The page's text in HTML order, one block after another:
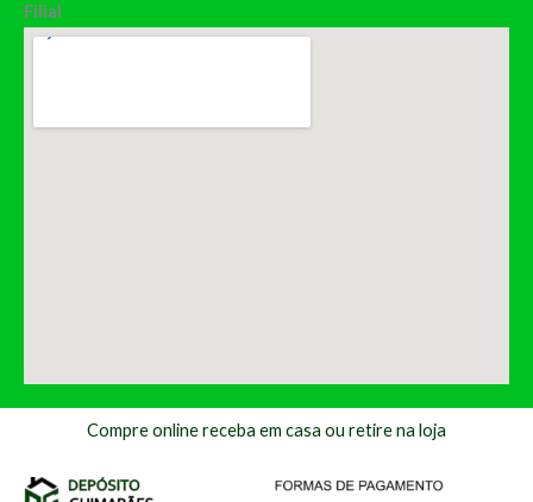
Filial
Compre online receba em casa ou retire na loja